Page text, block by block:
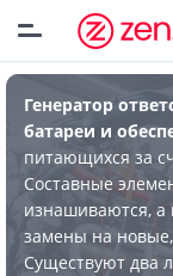
Генератор
батареи и
питающихся за
Составные
изнашиваются, а
замены на
Существуют два